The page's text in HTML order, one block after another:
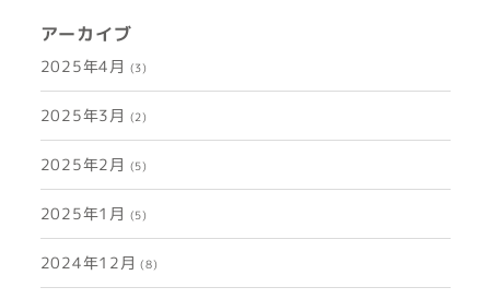
アーカイブ
2025年4月 (3)
2025年3月 (2)
2025年2月 (5)
2025年1月 (5)
2024年12月 (8)